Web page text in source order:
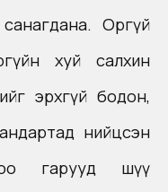
санагдана. Оргүй
хуй салхин
эрхгүй бодон,
нийцсэн
гарууд шүү